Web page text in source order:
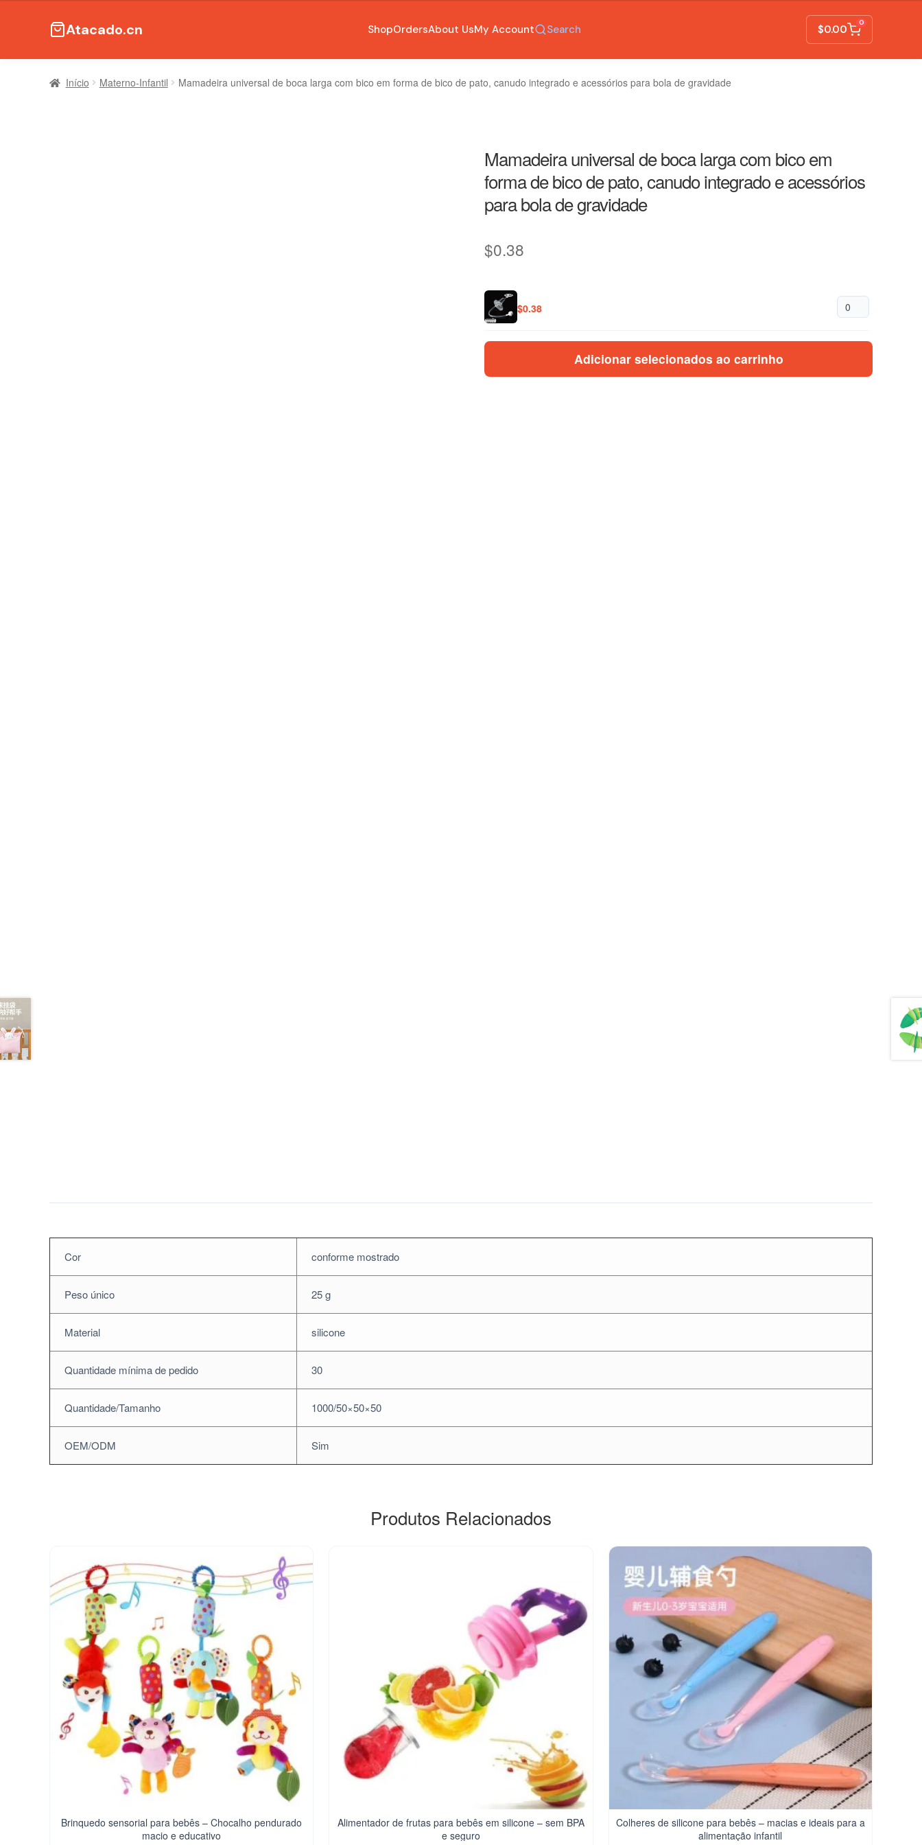
Atacado.cn ShopOrdersAbout UsMy Account Search $0.00
0
Início Materno-Infantil Mamadeira universal de boca larga com bico em forma de bico de pato, canudo integrado e acessórios para bola de gravidade
Mamadeira universal de boca larga com bico em
forma de bico de pato, canudo integrado e acessórios
para bola de gravidade
$0.38
$0.38
Adicionar selecionados ao carrinho
Cor conforme mostrado
Peso único 25 g
Material silicone
Quantidade mínima de pedido 30
Quantidade/Tamanho 1000/50×50×50
OEM/ODM Sim
Produtos Relacionados
Brinquedo sensorial para bebês – Chocalho pendurado
macio e educativo
Alimentador de frutas para bebês em silicone – sem BPA
e seguro
Colheres de silicone para bebês – macias e ideais para a
alimentação infantil